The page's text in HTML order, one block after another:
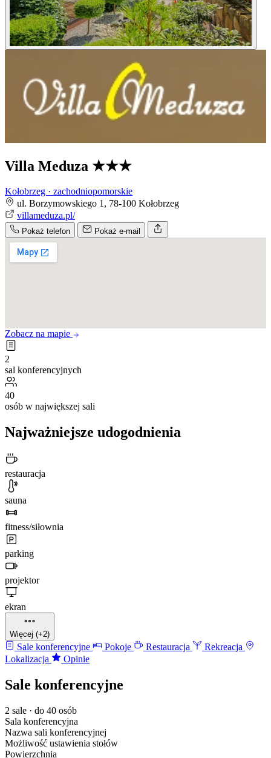
Villa Meduza ★★★
Kołobrzeg · zachodniopomorskie
ul. Borzymowskiego 1, 78-100 Kołobrzeg
villameduza.pl/
Pokaż telefon Pokaż e-mail
Zobacz na mapie
2
sal konferencyjnych
40
osób w największej sali
Najważniejsze udogodnienia
restauracja
sauna
fitness/siłownia
parking
projektor
ekran
Więcej (+2)
Sale konferencyjne Pokoje Restauracja
Rekreacja
Lokalizacja
Opinie
Sale konferencyjne
2 sale · do 40 osób
Sala konferencyjna
Nazwa sali konferencyjnej
Możliwość ustawienia stołów
Powierzchnia